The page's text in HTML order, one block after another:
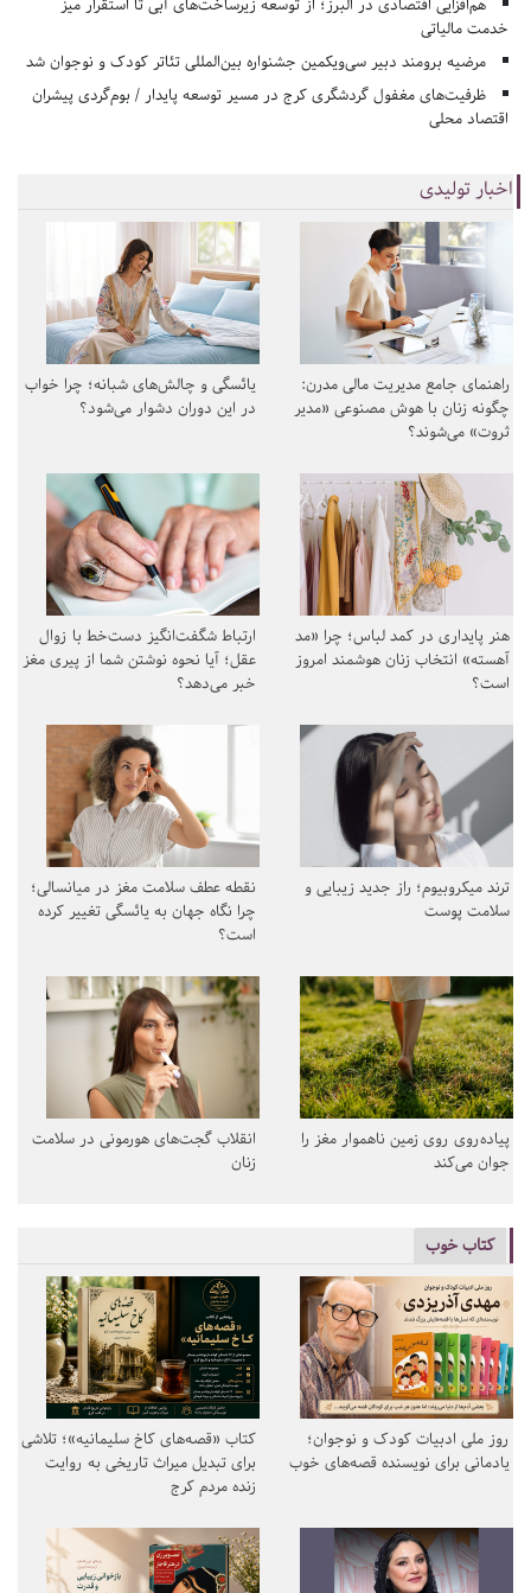
خدمت مالیاتی
مرضیه برومند دبیر سی‌ویکمین جشنواره بین‌المللی تئاتر کودک و نوجوان شد
ظرفیت‌های مغفول گردشگری کرج در مسیر توسعه پایدار / بوم‌گردی پیشران
اقتصاد محلی
اخبار تولیدی
راهنمای جامع مدیریت مالی مدرن:
چگونه زنان با هوش مصنوعی «مدیر
ثروت» می‌شوند؟
یائسگی و چالش‌های شبانه؛ چرا خواب
در این دوران دشوار می‌شود؟
هنر پایداری در کمد لباس؛ چرا «مد
آهسته» انتخاب زنان هوشمند امروز
است؟
ارتباط شگفت‌انگیز دست‌خط با زوال
عقل؛ آیا نحوه نوشتن شما از پیری مغز
خبر می‌دهد؟
ترند میکروبیوم؛ راز جدید زیبایی و
سلامت پوست
نقطه عطف سلامت مغز در میانسالی؛
چرا نگاه جهان به یائسگی تغییر کرده
است؟
پیاده‌روی روی زمین ناهموار مغز را
جوان می‌کند
انقلاب گجت‌های هورمونی در سلامت
زنان
کتاب خوب
روز ملی ادبیات کودک و نوجوان؛
یادمانی برای نویسنده قصه‌های خوب
کتاب «قصه‌های کاخ سلیمانیه»؛ تلاشی
برای تبدیل میراث تاریخی به روایت
زنده مردم کرج